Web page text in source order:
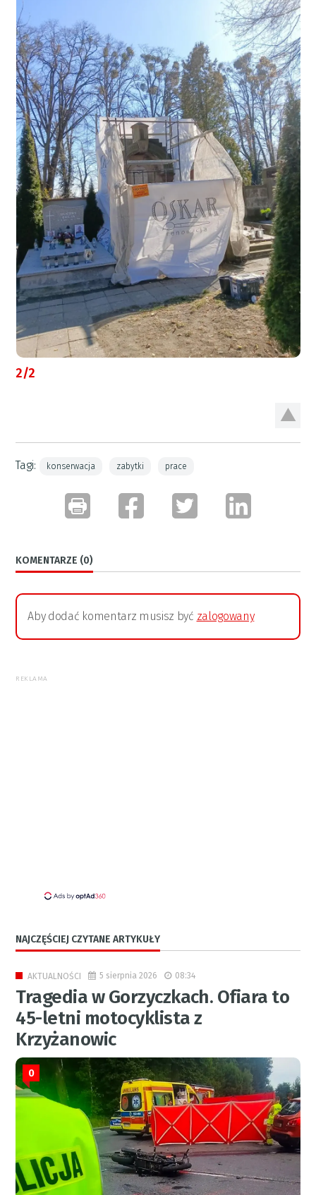
2/2
Tagi: konserwacja zabytki prace
KOMENTARZE (0)
Aby dodać komentarz musisz być zalogowany
REKLAMA
NAJCZĘŚCIEJ CZYTANE ARTYKUŁY
AKTUALNOŚCI 5 sierpnia 2026 08:34
Tragedia w Gorzyczkach. Ofiara to
45-letni motocyklista z
Krzyżanowic
0